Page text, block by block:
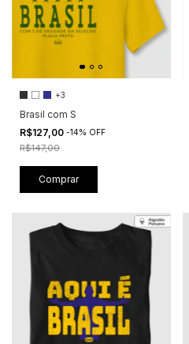
+3
Brasil com S
R$127,00 -14% OFF
R$147,00
Comprar